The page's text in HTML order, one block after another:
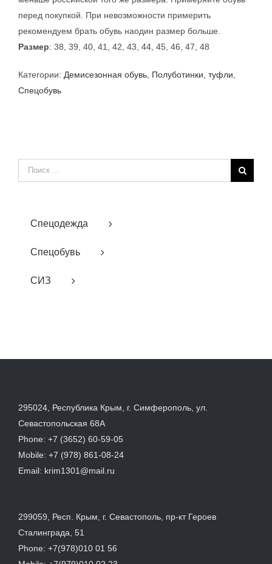
перед покупкой. При невозможности примерить
рекомендуем брать обувь наодин размер больше.
Размер: 38, 39, 40, 41, 42, 43, 44, 45, 46, 47, 48
Категории: Демисезонная обувь Полуботинки, туфли
Спецобувь
Результат
поиска:
Спецодежда
Спецобувь
СИЗ
295024, Республика Крым, г. Симферополь, ул.
Севастопольская 68А
Phone: +7 (3652) 60-59-05
Mobile: +7 (978) 861-08-24
Email: krim1301@mail.ru
299059, Респ. Крым, г. Севастополь, пр-кт Героев
Сталинграда, 51
Phone: +7(978)010 01 56